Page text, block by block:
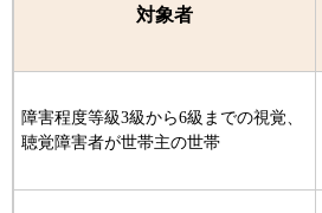
対象者
障害程度等級3級から6級までの視覚、
聴覚障害者が世帯主の世帯